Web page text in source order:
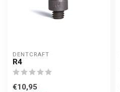
DENTCRAFT
R4
€10,95